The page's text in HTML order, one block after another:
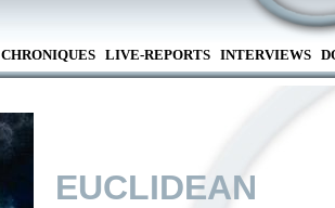
CHRONIQUES LIVE-REPORTS INTERVIEWS
EUCLIDEAN